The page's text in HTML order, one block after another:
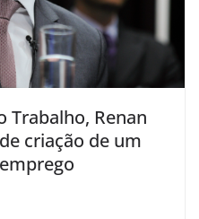
Trabalho, Renan
criação de um